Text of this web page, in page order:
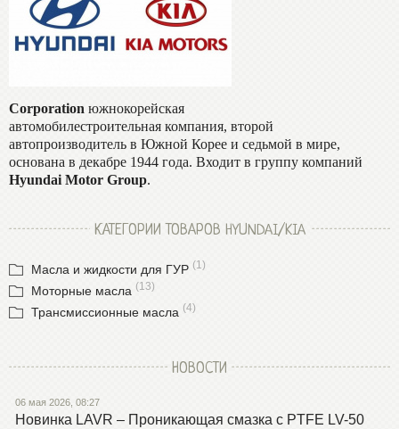
Corporation южнокорейская
автомобилестроительная компания, второй
автопроизводитель в Южной Корее и седьмой в мире,
основана в декабре 1944 года. Входит в группу компаний
Hyundai Motor Group.
КАТЕГОРИИ ТОВАРОВ HYUNDAI/KIA
Масла и жидкости для ГУР (1)
Моторные масла (13)
Трансмиссионные масла (4)
НОВОСТИ
06 мая 2026, 08:27
Новинка LAVR – Проникающая смазка с PTFE LV-50